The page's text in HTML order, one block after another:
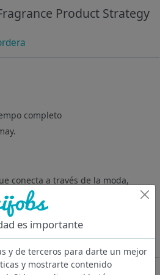
Product Strategy
completo
conecta a través de la moda,
especialista en estrategia de
formarás parte de uno de los
creativos de Bershka. Tu
es importante
y de terceros para darte un mejor
y mostrarte contenido